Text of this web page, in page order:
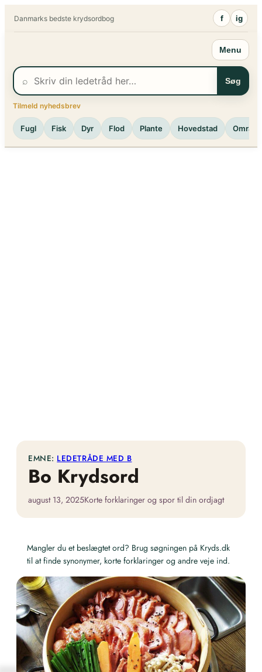
Danmarks bedste krydsordbog f ig
Menu
⌕ Søg
Tilmeld nyhedsbrev
Fugl Fisk Dyr Flod Plante Hovedstad Område
EMNE: LEDETRÅDE MED B
Bo Krydsord
august 13, 2025Korte forklaringer og spor til din ordjagt
Mangler du et beslægtet ord? Brug søgningen på Kryds.dk
til at finde synonymer, korte forklaringer og andre veje ind.